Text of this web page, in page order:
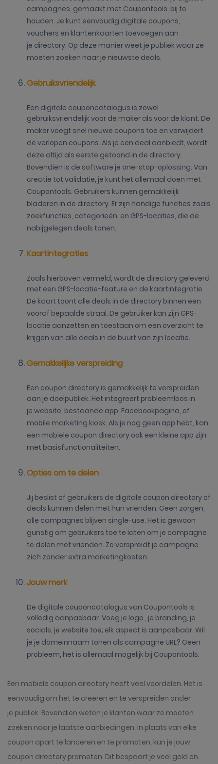
campagnes, gemaakt met Coupontools, bij te
houden. Je kunt eenvoudig digitale coupons,
vouchers en klantenkaarten toevoegen aan
je directory. Op deze manier weet je publiek waar ze
moeten zoeken naar je nieuwste deals.
Gebruiksvriendelijk
Een digitale couponcatalogus is zowel
gebruiksvriendelijk voor de maker als voor de klant. De
maker voegt snel nieuwe coupons toe en verwijdert
de verlopen coupons. Als je een deal aanbiedt, wordt
deze altijd als eerste getoond in de directory.
Bovendien is de software je one-stop-oplossing. Van
creatie tot validatie, je kunt het allemaal doen met
Coupontools. Gebruikers kunnen gemakkelijk
bladeren in de directory. Er zijn handige functies zoals
zoekfuncties, categorieën, en GPS-locaties, die de
nabijgelegen deals tonen.
Kaartintegraties
Zoals hierboven vermeld, wordt de directory geleverd
met een GPS-locatie-feature en de kaartintegratie.
De kaart toont alle deals in de directory binnen een
vooraf bepaalde straal. De gebruiker kan zijn GPS-
locatie aanzetten en toestaan om een overzicht te
krijgen van alle deals in de buurt van zijn locatie.
Gemakkelijke verspreiding
Een coupon directory is gemakkelijk te verspreiden
aan je doelpubliek. Het integreert probleemloos in
je website, bestaande app, Facebookpagina, of
mobile marketing kiosk. Als je nog geen app hebt, kan
een mobiele coupon directory ook een kleine app zijn
met basisfunctionaliteiten.
Opties om te delen
Jij beslist of gebruikers de digitale coupon directory of
deals kunnen delen met hun vrienden. Geen zorgen,
alle campagnes blijven single-use. Het is gewoon
gunstig om gebruikers toe te laten om je campagne
te delen met vrienden. Zo verspreidt je campagne
zich zonder extra marketingkosten.
Jouw merk
De digitale couponcatalogus van Coupontools is
volledig aanpasbaar. Voeg je logo , je branding, je
socials, je website toe; elk aspect is aanpasbaar. Wil
je je domeinnaam tonen als campagne URL? Geen
probleem, het is allemaal mogelijk bij Coupontools.
Een mobiele coupon directory heeft veel voordelen. Het is
eenvoudig om het te creëren en te verspreiden onder
je publiek. Bovendien weten je klanten waar ze moeten
zoeken naar je laatste aanbiedingen. In plaats van elke
coupon apart te lanceren en te promoten, kun je jouw
coupon directory promoten. Dit bespaart je veel geld en